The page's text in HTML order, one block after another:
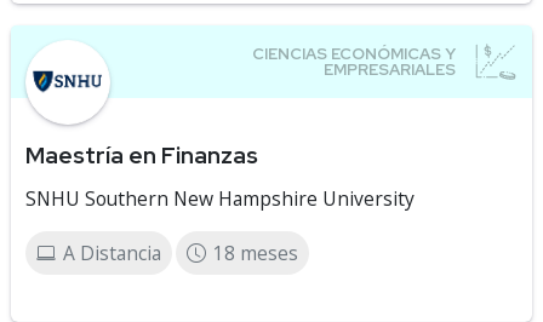
Maestría en Finanzas
SNHU Southern New Hampshire University
A Distancia 18 meses